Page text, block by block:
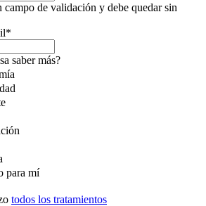
campo de validación y debe quedar sin
*
saber más?
para mí
todos los tratamientos